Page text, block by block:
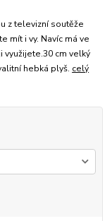
z televizní soutěže
mít i vy. Navíc má ve
využijete.30 cm velký
hebká plyš. celý